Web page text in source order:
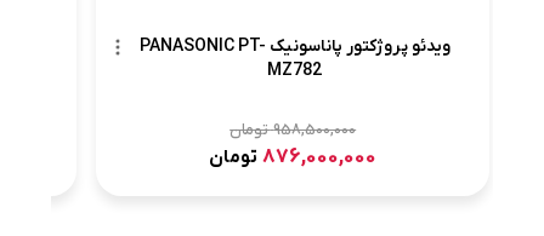
ویدئو پروژکتور پاناسونیک PANASONIC PT-
MZ782
958,500,000تومان
876,000,000 تومان